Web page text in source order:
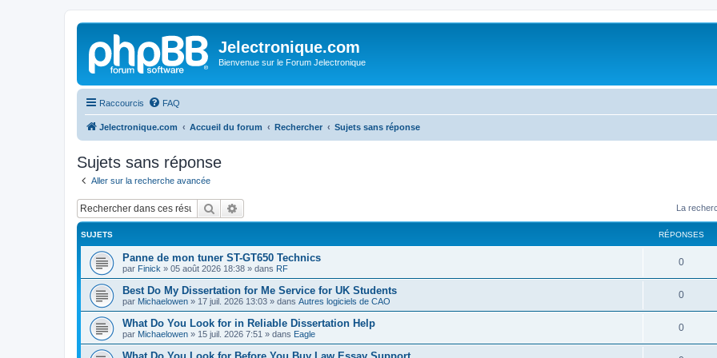
Jelectronique.com
Bienvenue sur le Forum Jelectronique
Raccourcis FAQ
Jelectronique.com Accueil du forum Rechercher Sujets sans réponse
Sujets sans réponse
Aller sur la recherche avancée
Rechercher La
SUJETS RÉPONSES
Panne de mon tuner ST-GT650 Technics
par Finick » 05 août 2026 18:38 » dans RF
0
Best Do My Dissertation for Me Service for UK Students
par Michaelowen » 17 juil. 2026 13:03 » dans Autres logiciels de CAO
0
What Do You Look for in Reliable Dissertation Help
par Michaelowen » 15 juil. 2026 7:51 » dans Eagle
0